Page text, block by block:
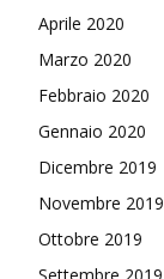
Aprile 2020
Marzo 2020
Febbraio 2020
Gennaio 2020
Dicembre 2019
Novembre 2019
Ottobre 2019